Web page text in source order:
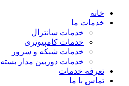
خانه
خدمات ما
خدمات سانترال
خدمات کامپیوتری
خدمات شبکه و سرور
خدمات دوربین مدار بسته
تعرفه خدمات
تماس با ما